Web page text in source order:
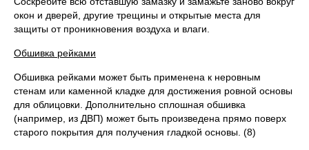
окон и дверей, другие трещины и открытые места для
защиты от проникновения воздуха и влаги.
Обшивка рейками
Обшивка рейками может быть применена к неровным
стенам или каменной кладке для достижения ровной основы
для облицовки. Дополнительно сплошная обшивка
(например, из ДВП) может быть произведена прямо поверх
старого покрытия для получения гладкой основы. (8)